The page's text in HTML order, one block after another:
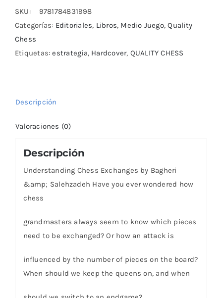
by
Bagheri
Salehzadeh
SKU:
9781784831998
Categorías: Editoriales, Libros, Medio Juego,Quality
Chess
Etiquetas:estrategia, Hardcover, QUALITY CHESS
Descripción
Valoraciones (0)
Descripción
Understanding Chess Exchanges by Bagheri
&amp; Salehzadeh Have you ever wondered how
chess
grandmasters always seem to know which pieces
need to be exchanged? Or how an attack is
influenced by the number of pieces on the board?
When should we keep the queens on, and when